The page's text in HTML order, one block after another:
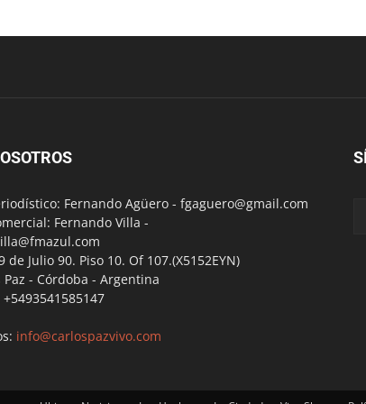
Fernando Agüero - fgaguero@gmail.com
Fernando Villa -
de Julio 90. Piso 10. Of 107.(X5152EYN)
Paz - Córdoba - Argentina
info@carlospazvivo.com